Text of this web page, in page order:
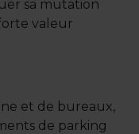
sa mutation
valeur
et de bureaux,
de parking